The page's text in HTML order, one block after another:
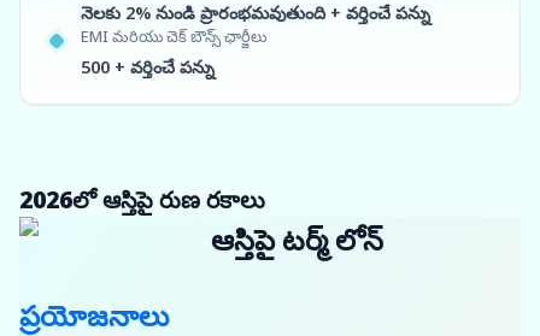
నెలకు 2% నుండి ప్రారంభమవుతుంది + వర్తించే పన్ను
EMI మరియు చెక్ బౌన్స్ ఛార్జీలు
500 + వర్తించే పన్ను
2026లో ఆస్తిపై రుణ రకాలు
ఆస్తిపై టర్మ్ లోన్
ప్రయోజనాలు